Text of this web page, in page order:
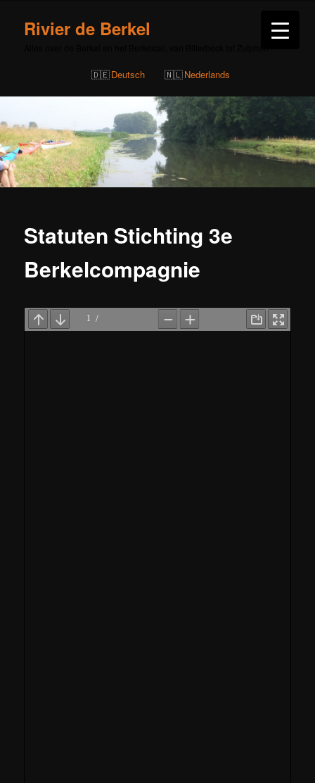
Rivier de Berkel
Deutsch Nederlands
Statuten Stichting 3e
Berkelcompagnie